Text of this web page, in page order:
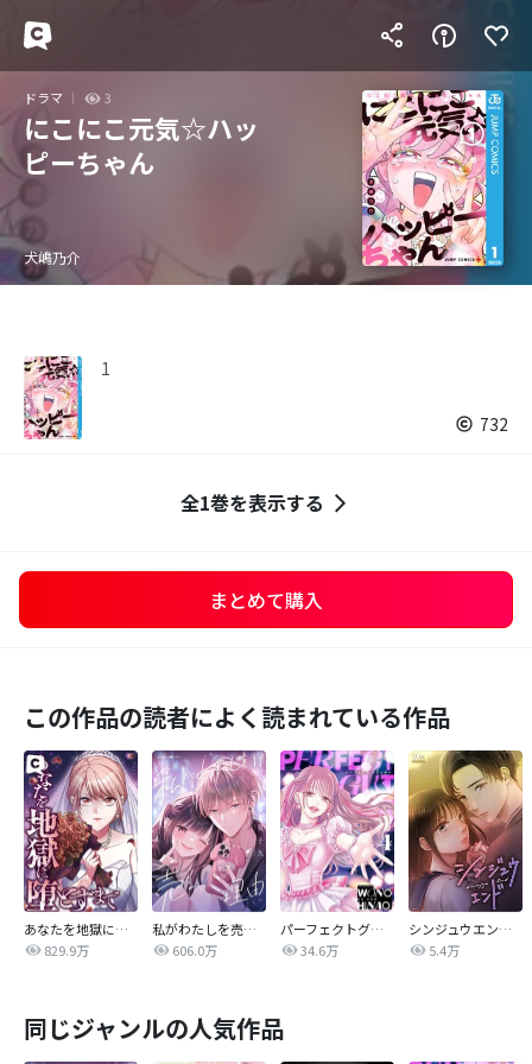
ドラマ 3
にこにこ元気☆ハッ
ピーちゃん
犬嶋乃介
1
732
全1巻を表示する
まとめて購入
この作品の読者によく読まれている作品
あなたを地獄に堕とすまで
829.9万
私がわたしを売る理由
606.0万
パーフェクトグリッター
34.6万
シンジュウエンド【タテヨミ】
5.4万
同じジャンルの人気作品